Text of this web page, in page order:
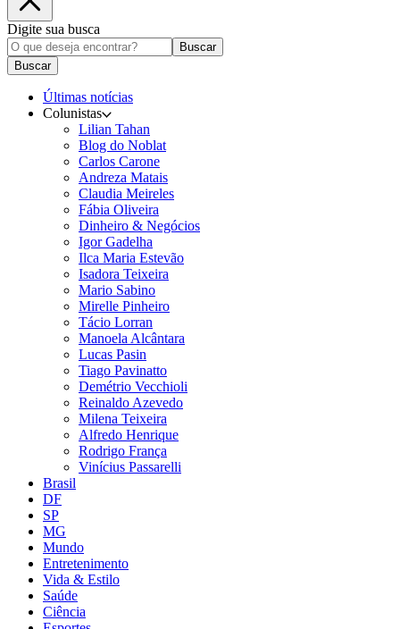
Digite sua busca
Buscar
Buscar
Últimas notícias
Colunistas
Lilian Tahan
Blog do Noblat
Carlos Carone
Andreza Matais
Claudia Meireles
Fábia Oliveira
Dinheiro & Negócios
Igor Gadelha
Ilca Maria Estevão
Isadora Teixeira
Mario Sabino
Mirelle Pinheiro
Tácio Lorran
Manoela Alcântara
Lucas Pasin
Tiago Pavinatto
Demétrio Vecchioli
Reinaldo Azevedo
Milena Teixeira
Alfredo Henrique
Rodrigo França
Vinícius Passarelli
Brasil
DF
SP
MG
Mundo
Entretenimento
Vida & Estilo
Saúde
Ciência